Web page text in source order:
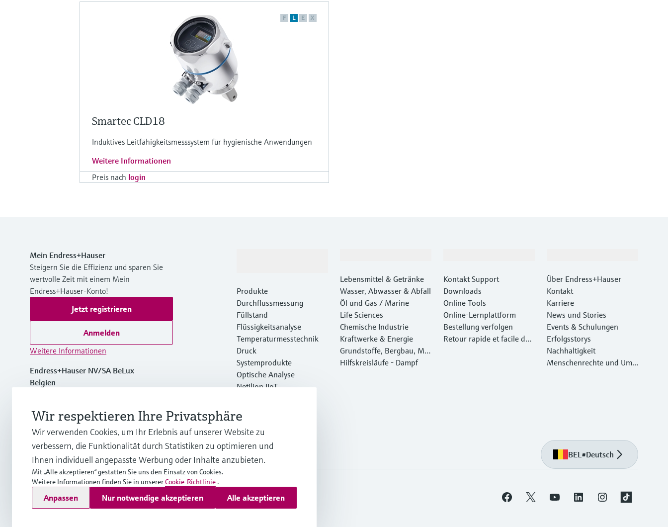
F L E X
Smartec CLD18
Induktives Leitfähigkeitsmesssystem für hygienische Anwendungen
Weitere Informationen
Preis nach login
Mein Endress+Hauser
Steigern Sie die Effizienz und sparen Sie
wertvolle Zeit mit einem Mein
Endress+Hauser-Konto!
Jetzt registrieren
Anmelden
Weitere Informationen
Endress+Hauser NV/SA BeLux
Belgien
+32 (0)2 248 06 00
Produkte
Durchflussmessung
Füllstand
Flüssigkeitsanalyse
Temperaturmesstechnik
Druck
Systemprodukte
Optische Analyse
Netilion IIoT
Online Tools
Dienstleistungen
Lebensmittel & Getränke
Wasser, Abwasser & Abfall
Öl und Gas / Marine
Life Sciences
Chemische Industrie
Kraftwerke & Energie
Grundstoffe, Bergbau, Met
alle
Hilfskreisläufe - Dampf
Kontakt Support
Downloads
Online Tools
Online-Lernplattform
Bestellung verfolgen
Retour rapide et facile des
Über Endress+Hauser
Kontakt
Karriere
News und Stories
Events & Schulungen
Erfolgsstorys
Nachhaltigkeit
Menschenrechte und Umw
BEL •Deutsch
Copyright © Endress+Hauser Group Services AG
ImpressumNutzungsbedingungenDatenschutzGeneral terms and conditions
Wir respektieren Ihre Privatsphäre
Wir verwenden Cookies, um Ihr Erlebnis auf unserer Website zu
verbessern, die Funktionalität durch Statistiken zu optimieren und
Ihnen individuell angepasste Werbung oder Inhalte anzubieten.
Mit „Alle akzeptieren“ gestatten Sie uns den Einsatz von Cookies.
Weitere Informationen finden Sie in unsererCookie-Richtlinie .
Anpassen Nur notwendige akzeptieren Alle akzeptieren